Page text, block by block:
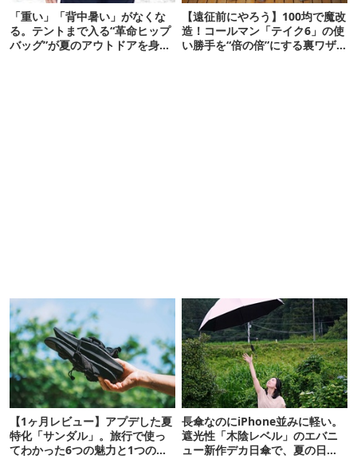
「重い」「背中暑い」がなくな
る。テントまで入る“革命ヒップ
バッグ”が夏のアウトドアを身軽
【遠征前にやろう】100均で魔改
造！コールマン「テイク6」の使
い勝手を“倍の倍”にする裏ワザ6
【1ヶ月レビュー】アプデした夏
特化「サンダル」。旅行で使っ
てわかった6つの魅力と1つの注
長傘なのにiPhone並みに軽い。
遮光性「木陰レベル」のエバニ
ュー新作デカ日傘で、夏の日焼